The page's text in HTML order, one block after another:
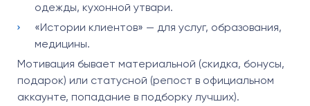
одежды, кухонной утвари.
«Истории клиентов» — для услуг, образования,
медицины.
Мотивация бывает материальной (скидка, бонусы,
подарок) или статусной (репост в официальном
аккаунте, попадание в подборку лучших).